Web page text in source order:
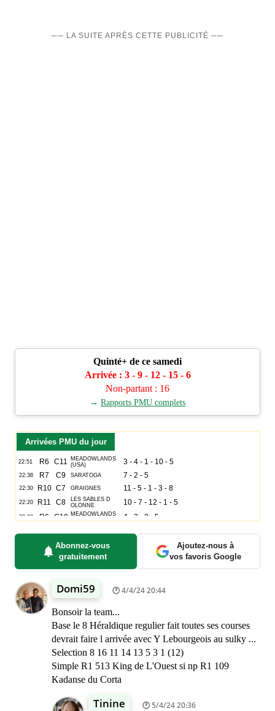
── LA SUITE APRÈS CETTE PUBLICITÉ ──
Quinté+ de ce samedi
Arrivée : 3 - 9 - 12 - 15 - 6
Non-partant : 16
→ Rapports PMU complets
Arrivées PMU du jour
Abonnez-vous
gratuitement
Ajoutez-nous à
vos favoris Google
Domi59 4/4/24 20:44
Bonsoir la team...
Base le 8 Héraldique regulier fait toutes ses courses
devrait faire l arrivée avec Y Lebourgeois au sulky ...
Selection 8 16 11 14 13 5 3 1 (12)
Simple R1 513 King de L'Ouest si np R1 109
Kadanse du Corta
Tinine 5/4/24 20:36